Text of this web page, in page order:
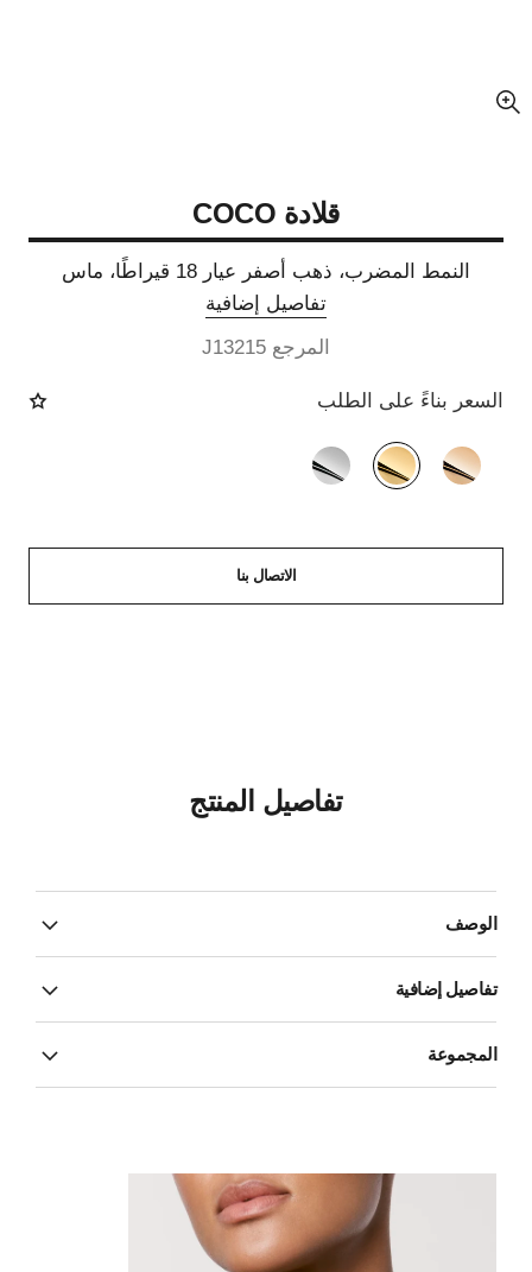
عرض مكبّر عن الصورة
قلادة COCO
النمط المضرب، ذهب أصفر عيار 18 قيراطًا، ماس
تفاصيل إضافية
المرجع J13215
السعر بناءً على الطلب
الصيغة البديلة(3)
الاتصال بنا
تفاصيل المنتج
الوصف
تفاصيل إضافية
المجموعة